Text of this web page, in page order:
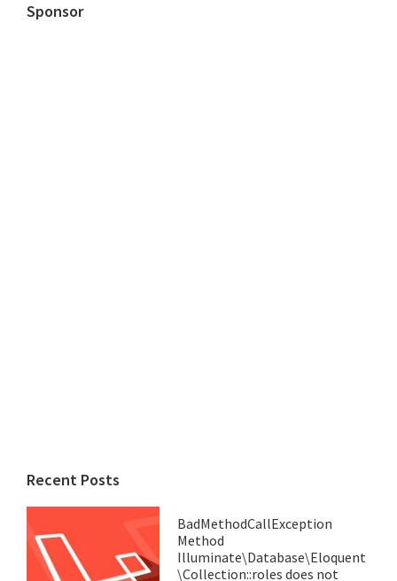
Sponsor
Recent Posts
BadMethodCallException
Method
Illuminate\Database\Eloquent
\Collection::roles does not